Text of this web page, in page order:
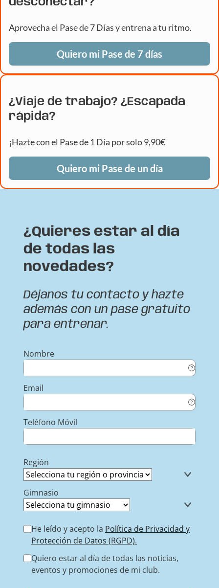
Aprovecha el Pase de 7 Días y entrena a tu ritmo.
Quiero mi Pase de 7 días
¿Viaje de trabajo? ¿Escapada
rápida?
¡Hazte con el Pase de 1 Día por solo 9,90€
Quiero mi Pase de un día
¿Quieres estar al día
de todas las
novedades?
Déjanos tu contacto y hazte
además con un pase gratuito
para entrenar.
Nombre
Email
Teléfono Móvil
Región
Gimnasio
He leído y acepto la Política de Privacidad y
Protección de Datos (RGPD).
Quiero estar al día de todas las noticias,
eventos y promociones de mi club.